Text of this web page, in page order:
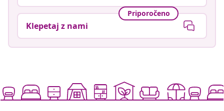
Priporočeno
Klepetaj z nami